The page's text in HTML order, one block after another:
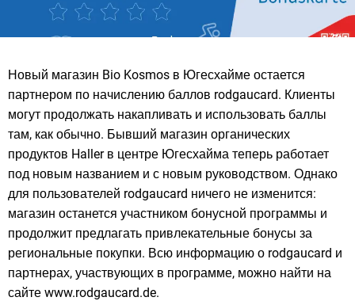
Новый магазин Bio Kosmos в Югесхайме остается
партнером по начислению баллов rodgaucard. Клиенты
могут продолжать накапливать и использовать баллы
там, как обычно. Бывший магазин органических
продуктов Haller в центре Югесхайма теперь работает
под новым названием и с новым руководством. Однако
для пользователей rodgaucard ничего не изменится:
магазин останется участником бонусной программы и
продолжит предлагать привлекательные бонусы за
региональные покупки. Всю информацию о rodgaucard и
партнерах, участвующих в программе, можно найти на
сайте www.rodgaucard.de.